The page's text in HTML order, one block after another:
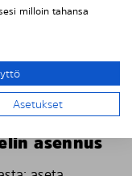
asennus
milloin tahansa
Asetukset